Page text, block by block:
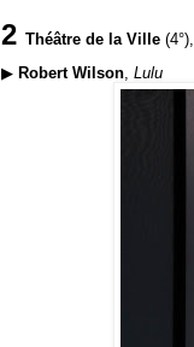
2 Théâtre de la Ville (4°),
▶ Robert Wilson, Lulu